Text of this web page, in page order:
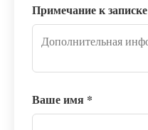
Примечание к записке
Ваше имя *